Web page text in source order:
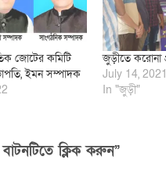
জোটের কমিটি
ইমন সম্পাদক
জুড়ীতে করোনা
July 14, 2021
In "জুড়ী"
ক্লিক করুন”